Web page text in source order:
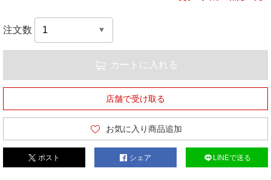
注文数
カートに入れる
店舗で受け取る
お気に入り商品追加
ポスト シェア LINEで送る